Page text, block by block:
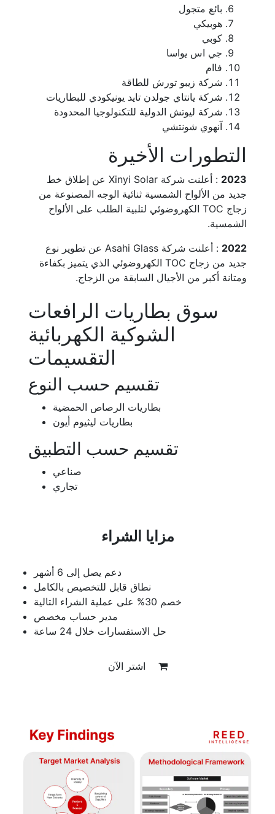
بائع متجول
هوبيكي
كوبي
جي اس يواسا
فاام
شركة زيبو تورش للطاقة
شركة يانتاي جولدن تايد يونيكودي للبطاريات
شركة ليوتش الدولية للتكنولوجيا المحدودة
آنهوي شونتشي
التطورات الأخيرة
2023
: أعلنت شركة Xinyi Solar عن إطلاق خط
جديد من الألواح الشمسية ثنائية الوجه المصنوعة من
زجاج TOC الكهروضوئي لتلبية الطلب على الألواح
الشمسية.
2022
: أعلنت شركة Asahi Glass عن تطوير نوع
جديد من زجاج TOC الكهروضوئي الذي يتميز بكفاءة
ومتانة أكبر من الأجيال السابقة من الزجاج.
سوق بطاريات الرافعات
الشوكية الكهربائية
التقسيمات
تقسيم حسب النوع
بطاريات الرصاص الحمضية
بطاريات ليثيوم أيون
تقسيم حسب التطبيق
صناعي
تجاري
مزايا الشراء
دعم يصل إلى 6 أشهر
نطاق قابل للتخصيص بالكامل
خصم 30% على عملية الشراء التالية
مدير حساب مخصص
حل الاستفسارات خلال 24 ساعة